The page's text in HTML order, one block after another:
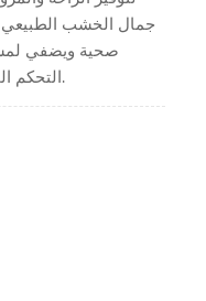
جمال الخشب الطبيعي
صحية ويضفي
التحكم المريح والسلس، صُممت كل تفاصيله لتوفير يوم عمل أكثر سلاسة.